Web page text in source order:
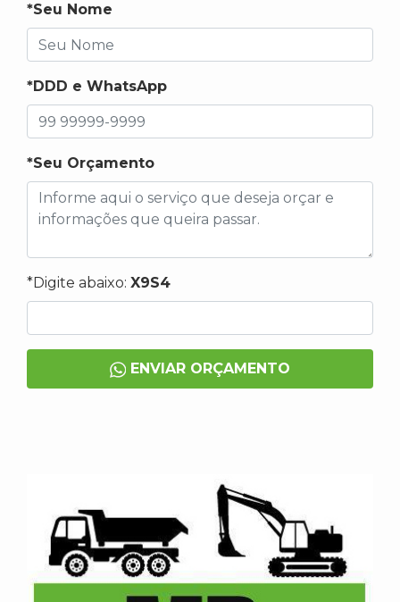
*Seu Nome
*DDD e WhatsApp
*Seu Orçamento
*Digite abaixo: X9S4
ENVIAR ORÇAMENTO